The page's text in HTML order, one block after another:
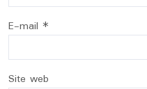
E-mail *
Site web